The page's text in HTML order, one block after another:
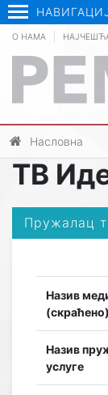
О НАМА
Насловна
ТВ
Пружалац
Назив
(скраћено)
Назив
услуге